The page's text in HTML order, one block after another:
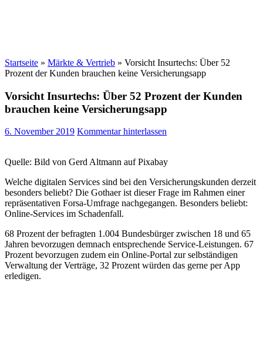
Startseite » Märkte & Vertrieb » Vorsicht Insurtechs: Über 52
Prozent der Kunden brauchen keine Versicherungsapp
Vorsicht Insurtechs: Über 52 Prozent der Kunden
brauchen keine Versicherungsapp
6. November 2019 Kommentar hinterlassen
Quelle: Bild von Gerd Altmann auf Pixabay
Welche digitalen Services sind bei den Versicherungskunden derzeit
besonders beliebt? Die Gothaer ist dieser Frage im Rahmen einer
repräsentativen Forsa-Umfrage nachgegangen. Besonders beliebt:
Online-Services im Schadenfall.
68 Prozent der befragten 1.004 Bundesbürger zwischen 18 und 65
Jahren bevorzugen demnach entsprechende Service-Leistungen. 67
Prozent bevorzugen zudem ein Online-Portal zur selbständigen
Verwaltung der Verträge, 32 Prozent würden das gerne per App
erledigen.